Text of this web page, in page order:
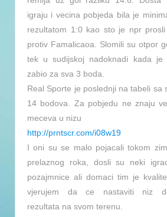
igraju i vecina pobjeda bila je
rezultatom 1:0 kao sto je npr
protiv Famalicaoa. Slomili su otpor
tek u sudijskoj nadoknadi kada je
zabio za sva 3 boda.
Real Sporte je poslednji na tabeli sa
14 bodova. Za pobjedu ne znaju
meceva u nizu
http://prntscr.com/i08w19
I oni su se malo pojacali tokom
prelaznog roka, dosli su neki
pozajmnice ali domaci tim je
vjerujem da ce nastaviti niz
rezultata na svom terenu.